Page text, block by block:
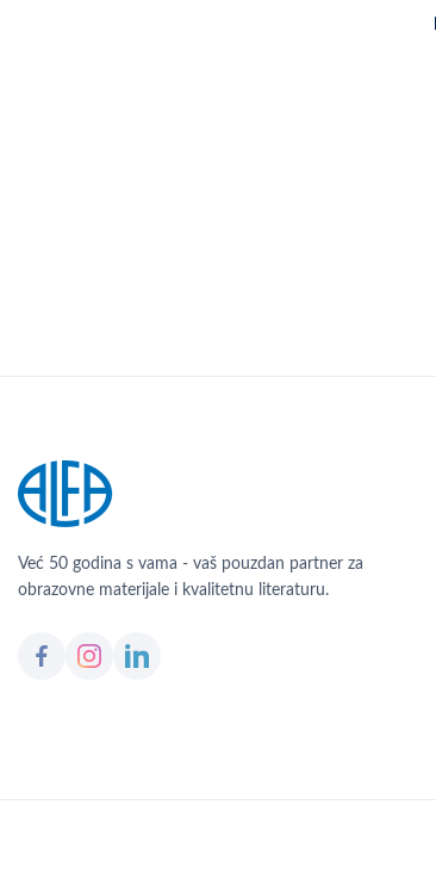
Već 50 godina s vama - vaš pouzdan partner za
obrazovne materijale i kvalitetnu literaturu.